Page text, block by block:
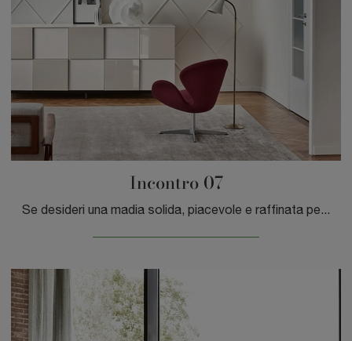
Incontro 07
Se desideri una madia solida, piacevole e raffinata per ottimizzare il tuo living, lasciati affascinare dalle più esclusive Madie moderne dei ...